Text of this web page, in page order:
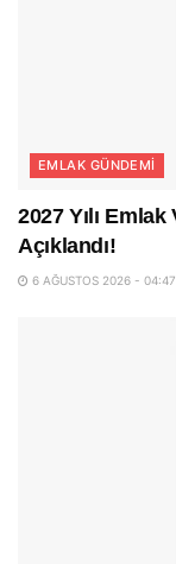
EMLAK GÜNDEMI
2027 Yılı
Açıklandı!
6 AĞUSTOS 2026 - 04:47